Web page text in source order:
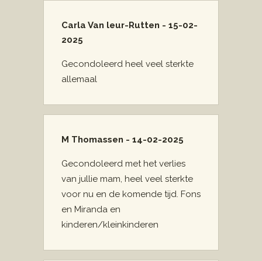
Carla Van leur-Rutten - 15-02-
2025
Gecondoleerd heel veel sterkte
allemaal
M Thomassen - 14-02-2025
Gecondoleerd met het verlies
van jullie mam, heel veel sterkte
voor nu en de komende tijd. Fons
en Miranda en
kinderen/kleinkinderen